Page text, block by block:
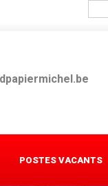
POSTES VACANTS